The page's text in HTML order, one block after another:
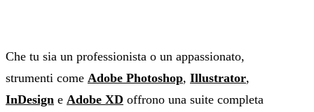
Che tu sia un professionista o un appassionato,
strumenti come Adobe Photoshop, Illustrator,
InDesign e Adobe XD offrono una suite completa